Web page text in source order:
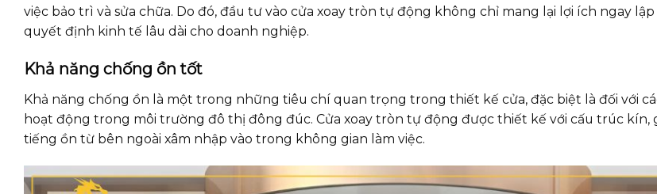
việc bảo trì và sửa chữa. Do đó, đầu tư vào cửa xoay tròn tự động không chỉ mang lại lợi ích ngay
quyết định kinh tế lâu dài cho doanh nghiệp.
Khả năng chống ồn tốt
Khả năng chống ồn là một trong những tiêu chí quan trọng trong thiết kế cửa, đặc biệt là đối với
hoạt động trong môi trường đô thị đông đúc. Cửa xoay tròn tự động được thiết kế với cấu trúc kín,
tiếng ồn từ bên ngoài xâm nhập vào trong không gian làm việc.